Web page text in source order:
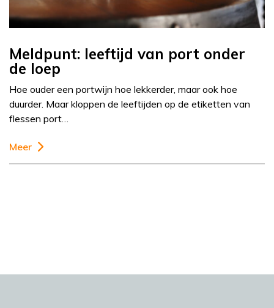
Meldpunt: leeftijd van port onder
de loep
Hoe ouder een portwijn hoe lekkerder, maar ook hoe
duurder. Maar kloppen de leeftijden op de etiketten van
flessen port…
Meer